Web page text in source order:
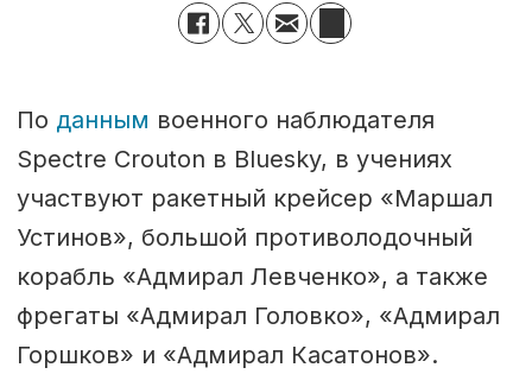
По данным военного наблюдателя
Spectre Crouton в Bluesky, в учениях
участвуют ракетный крейсер «Маршал
Устинов», большой противолодочный
корабль «Адмирал Левченко», а также
фрегаты «Адмирал Головко», «Адмирал
Горшков» и «Адмирал Касатонов».